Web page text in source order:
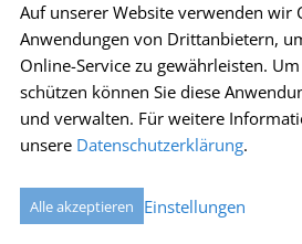
Sie können die Erfassung durch das
deaktivieren, indem Sie:
Ihre
Cookie-Einstellungen
auf
anpassen.
Die personalisierte Werbung in
https://www.facebook.com/
deaktivieren.
Auf unserer Website verwenden wir
Anwendungen von Drittanbietern,
Online-Service zu gewährleisten.
schützen können Sie diese
und verwalten. Für weitere
unsere Datenschutzerklärung.
Alle akzeptieren Einstellungen